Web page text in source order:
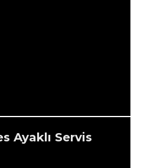
Ayaklı Servis